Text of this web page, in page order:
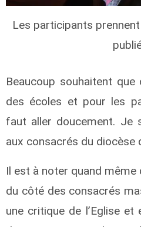
Les participants
Beaucoup souhaitent
des écoles et pour les
faut aller doucement. Je
aux consacrés du diocèse
Il est à noter quand
du côté des consacrés
une critique de l’Eglise